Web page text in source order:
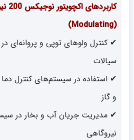
(Modulating)
✔ کنترل ولوهای توپی و پروانه‌ای
سیالات
✔ استفاده در سیستم‌های کنترل
و گاز
✔ مدیریت جریان آب و بخار در
نیروگاهی